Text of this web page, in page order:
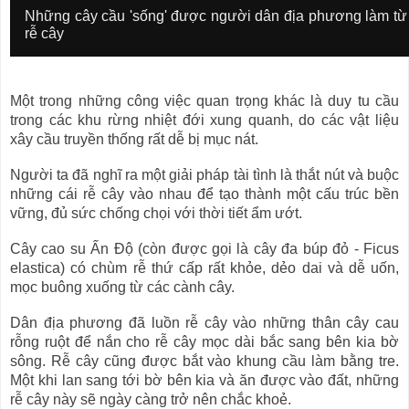
e
p
y
i
h
t
I
m
a
g
a
p
i
n
Những cây cầu 'sống' được người dân địa phương làm từ
rễ cây
Một trong những công việc quan trọng khác là duy tu cầu
trong các khu rừng nhiệt đới xung quanh, do các vật liệu
xây cầu truyền thống rất dễ bị mục nát.
Người ta đã nghĩ ra một giải pháp tài tình là thắt nút và buộc
những cái rễ cây vào nhau để tạo thành một cấu trúc bền
vững, đủ sức chống chọi với thời tiết ẩm ướt.
Cây cao su Ấn Độ (còn được gọi là cây đa búp đỏ - Ficus
elastica) có chùm rễ thứ cấp rất khỏe, dẻo dai và dễ uốn,
mọc buông xuống từ các cành cây.
Dân địa phương đã luồn rễ cây vào những thân cây cau
rỗng ruột để nắn cho rễ cây mọc dài bắc sang bên kia bờ
sông. Rễ cây cũng được bắt vào khung cầu làm bằng tre.
Một khi lan sang tới bờ bên kia và ăn được vào đất, những
rễ cây này sẽ ngày càng trở nên chắc khoẻ.